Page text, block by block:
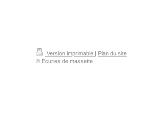
Version imprimable | Plan du site
© Ecuries de massette